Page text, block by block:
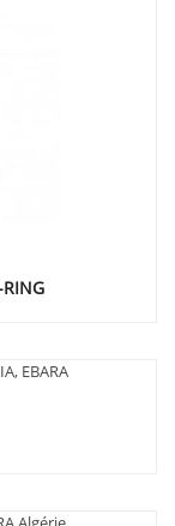
RING